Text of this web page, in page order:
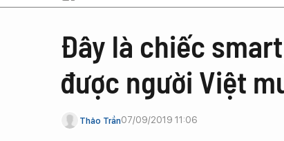
Đây là chiếc
được người Việt
Thảo Trần07/09/2019 11:06